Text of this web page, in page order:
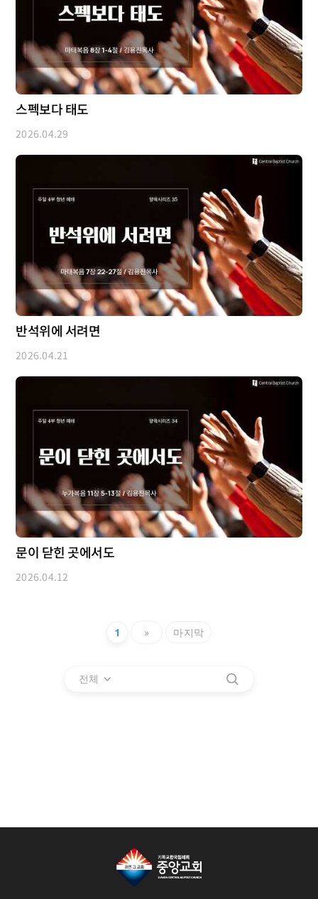
스펙보다 태도
2026.04.29
반석위에 서려면
2026.04.21
문이 닫힌 곳에서도
2026.04.12
1 » 마지막
전체